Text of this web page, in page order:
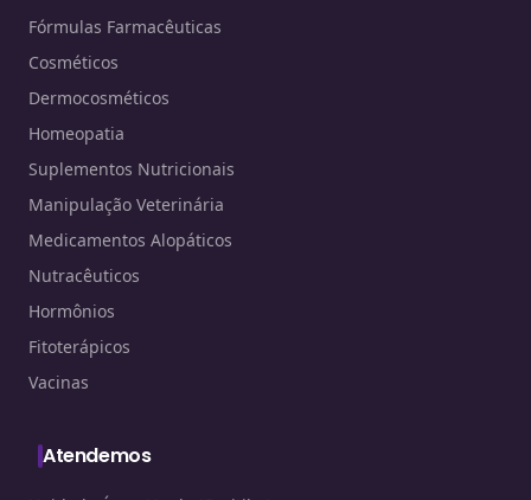
Fórmulas Farmacêuticas
Cosméticos
Dermocosméticos
Homeopatia
Suplementos Nutricionais
Manipulação Veterinária
Medicamentos Alopáticos
Nutracêuticos
Hormônios
Fitoterápicos
Vacinas
Atendemos